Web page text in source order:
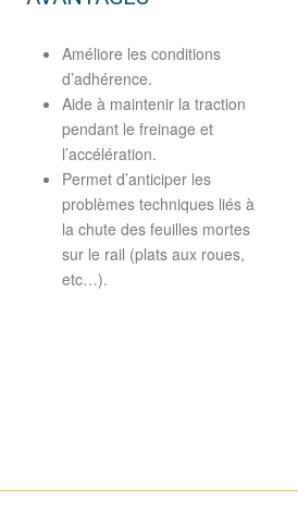
Améliore les conditions
d’adhérence.
Aide à maintenir la traction
pendant le freinage et
l’accélération.
Permet d’anticiper les
problèmes techniques liés à
la chute des feuilles mortes
sur le rail (plats aux roues,
etc…).